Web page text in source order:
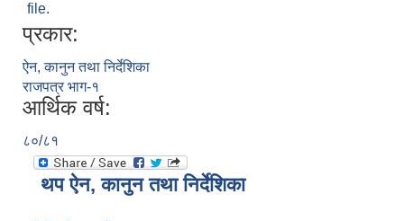
file.
प्रकार:
ऐन, कानुन तथा निर्देशिका
राजपत्र भाग-१
आर्थिक वर्ष:
८०/८१
थप ऐन, कानुन तथा निर्देशिका